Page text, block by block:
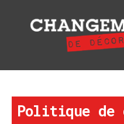
de
Politique